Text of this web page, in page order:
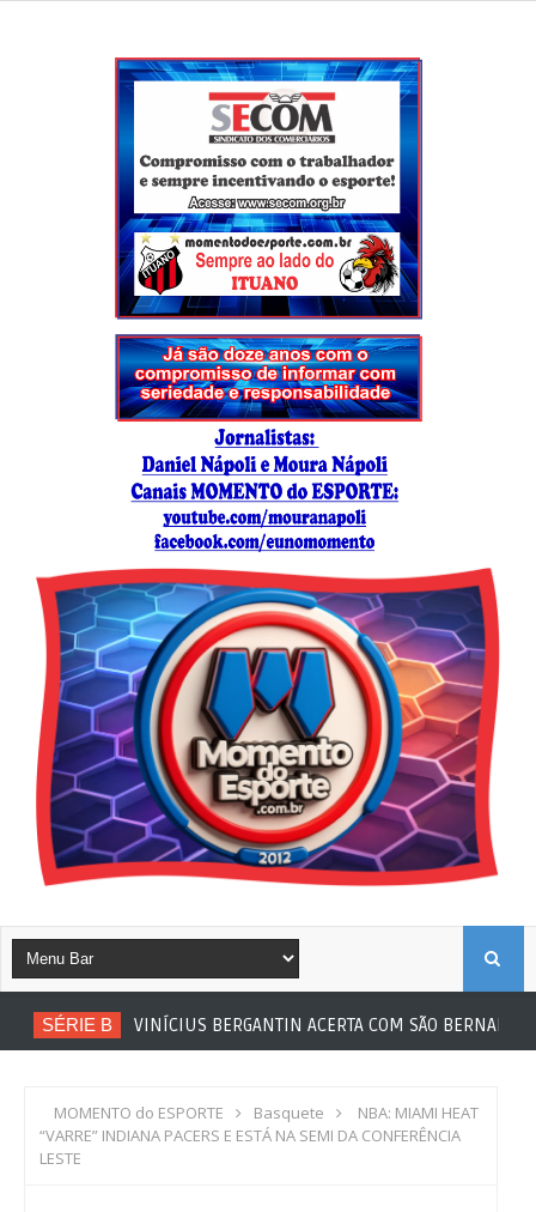
SÉRIE B VINÍCIUS BERGANTIN ACERTA COM SÃO BERNARDO
MOMENTO do ESPORTE Basquete
NBA: MIAMI HEAT
“VARRE” INDIANA PACERS E ESTÁ NA SEMI DA CONFERÊNCIA
LESTE